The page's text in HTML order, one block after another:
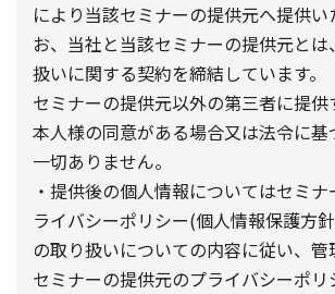
により当該セミナーの提供元へ提供い
お、当社と当該セミナーの提供元と
扱いに関する契約を締結しています。
セミナーの提供元以外の第三者に提
本人様の同意がある場合又は法令に基
一切ありません。
・提供後の個人情報についてはセミ
ライバシーポリシー(個人情報保護方
の取り扱いについての内容に従い、管
セミナーの提供元のプライバシーポ